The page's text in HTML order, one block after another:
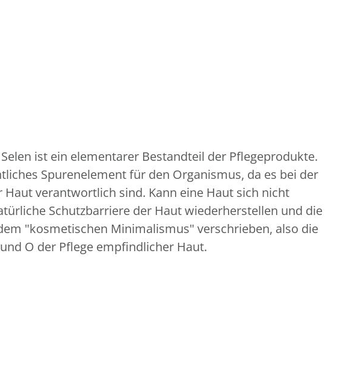
ist ein elementarer Bestandteil der Pflegeprodukte.
Spurenelement für den Organismus, da es bei der
verantwortlich sind. Kann eine Haut sich nicht
Schutzbarriere der Haut wiederherstellen und die
"kosmetischen Minimalismus" verschrieben, also die
O der Pflege empfindlicher Haut.